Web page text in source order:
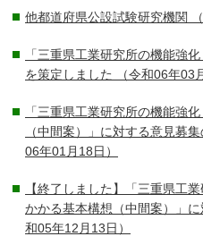
他都道府県公設試験研究機関
「三重県工業研究所の機能強
を策定しました
（令和06年03
「三重県工業研究所の機能強
（中間案）」に対する意見募
06年01月18日）
【終了しました】「三重県工
かかる基本構想（中間案）」
和05年12月13日）